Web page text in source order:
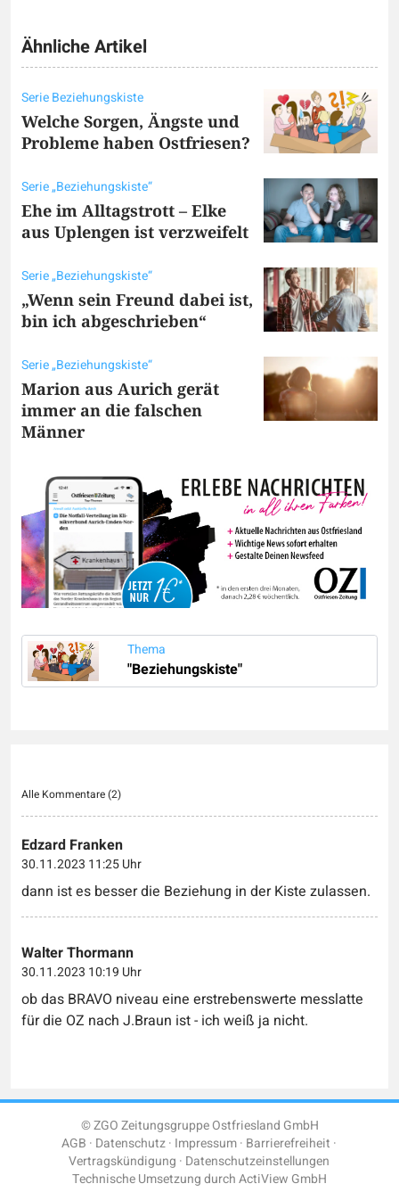
Ähnliche Artikel
Serie Beziehungskiste
Welche Sorgen, Ängste und
Probleme haben Ostfriesen?
Serie „Beziehungskiste“
Ehe im Alltagstrott – Elke
aus Uplengen ist verzweifelt
Serie „Beziehungskiste“
„Wenn sein Freund dabei ist,
bin ich abgeschrieben“
Serie „Beziehungskiste“
Marion aus Aurich gerät
immer an die falschen
Männer
Thema
"Beziehungskiste"
Alle Kommentare (2)
Edzard Franken
30.11.2023 11:25 Uhr
dann ist es besser die Beziehung in der Kiste zulassen.
Walter Thormann
30.11.2023 10:19 Uhr
ob das BRAVO niveau eine erstrebenswerte messlatte
für die OZ nach J.Braun ist - ich weiß ja nicht.
© ZGO Zeitungsgruppe Ostfriesland GmbH
AGB Datenschutz Impressum Barrierefreiheit
Vertragskündigung Datenschutzeinstellungen
Technische Umsetzung durchActiView GmbH